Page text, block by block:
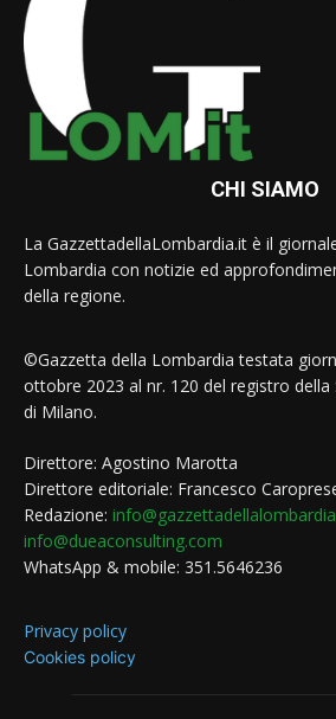
CHI SIAMO
La GazzettadellaLombardia.it è il
Lombardia con notizie ed
della regione.
©Gazzetta della Lombardia testata
ottobre 2023 al nr. 120 del registro della
di Milano.
Direttore: Agostino Marotta
Direttore editoriale: Francesco
Redazione:
info@dueaconsulting.com
WhatsApp & mobile: 351.5646236
Privacy policy
Cookies policy